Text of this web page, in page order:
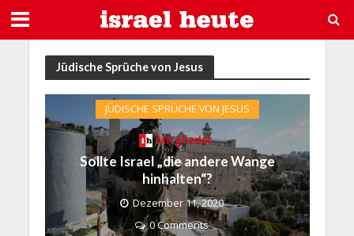
Jüdische Sprüche von Jesus
JÜDISCHE SPRÜCHE VON JESUS
Mitglieder
Sollte Israel „die andere Wange
hinhalten“?
Dezember 11, 2020
0 Comments